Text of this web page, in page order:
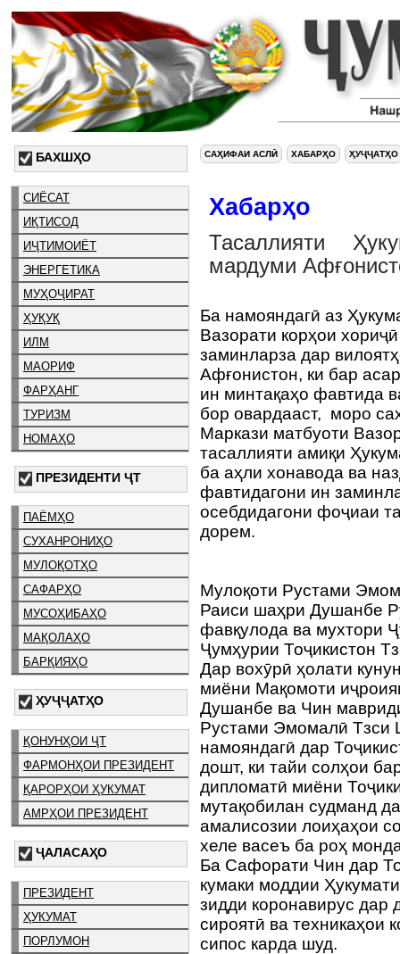
БАХШҲО
СИЁСАТ
ИҚТИСОД
ИҶТИМОИЁТ
ЭНЕРГЕТИКА
МУҲОҶИРАТ
ҲУҚУҚ
ИЛМ
МАОРИФ
ФАРҲАНГ
ТУРИЗМ
НОМАҲО
ПРЕЗИДЕНТИ ҶТ
ПАЁМҲО
СУХАНРОНИҲО
МУЛОҚОТҲО
САФАРҲО
МУСОҲИБАҲО
МАҚОЛАҲО
БАРҚИЯҲО
ҲУҶҶАТҲО
ҚОНУНҲОИ ҶТ
ФАРМОНҲОИ ПРЕЗИДЕНТ
ҚАРОРҲОИ ҲУКУМАТ
АМРҲОИ ПРЕЗИДЕНТ
ҶАЛАСАҲО
ПРЕЗИДЕНТ
ҲУКУМАТ
ПОРЛУМОН
САҲИФАИ АСЛӢ ХАБАРҲО ҲУҶҶАТҲО
Хабарҳо
Тасаллияти
мардуми
Ба намояндагӣ аз
Вазорати корҳои
заминларза дар
Афғонистон, ки бар
ин минтақаҳо фавтида
бор овардааст, моро
Маркази матбуоти
тасаллияти амиқи
ба аҳли хонавода ва
фавтидагони ин
осебдидагони фоҷиаи
дорем.
Мулоқоти Рустами
Раиси шаҳри Душанбе
фавқулода ва мухтори
Ҷумҳурии Тоҷикистон
Дар вохӯрӣ ҳолати
миёни Мақомоти
Душанбе ва Чин
Рустами Эмомалӣ Тзси
намояндагӣ дар
дошт, ки тайи солҳои
дипломатӣ миёни
мутақобилан судманд
амалисозии лоиҳаҳои
хеле васеъ ба роҳ
Ба Сафорати Чин дар
кумаки моддии
зидди коронавирус
сироятӣ ва техникаҳои
сипос карда шуд.